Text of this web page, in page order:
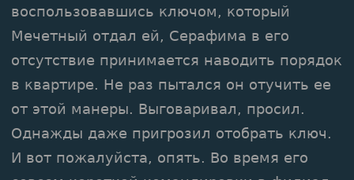
воспользовавшись ключом, который
Мечетный отдал ей, Серафима в его
отсутствие принимается наводить порядок
в квартире. Не раз пытался он отучить ее
от этой манеры. Выговаривал, просил.
Однажды даже пригрозил отобрать ключ.
И вот пожалуйста, опять. Во время его